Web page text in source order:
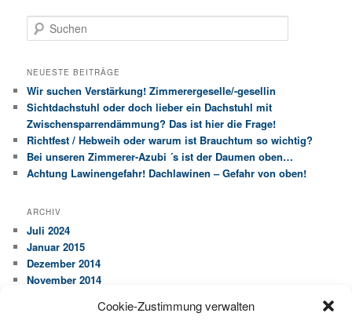
Cookie-Zustimmung verwalten
u
h
n
NEUESTE BEITRÄGE
Wir suchen Verstärkung! Zimmerergeselle/-gesellin
Sichtdachstuhl oder doch lieber ein Dachstuhl mit
Zwischensparrendämmung? Das ist hier die Frage!
Richtfest / Hebweih oder warum ist Brauchtum so wichtig?
Bei unseren Zimmerer-Azubi ´s ist der Daumen oben…
Achtung Lawinengefahr! Dachlawinen – Gefahr von oben!
ARCHIV
Juli 2024
Januar 2015
Dezember 2014
November 2014